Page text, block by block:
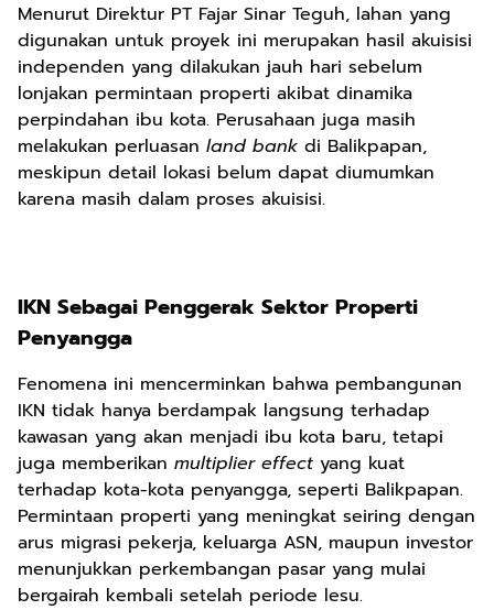
Menurut Direktur PT Fajar Sinar Teguh, lahan yang
digunakan untuk proyek ini merupakan hasil akuisisi
independen yang dilakukan jauh hari sebelum
lonjakan permintaan properti akibat dinamika
perpindahan ibu kota. Perusahaan juga masih
melakukan perluasan land bank di Balikpapan,
meskipun detail lokasi belum dapat diumumkan
karena masih dalam proses akuisisi.
IKN Sebagai Penggerak Sektor Properti
Penyangga
Fenomena ini mencerminkan bahwa pembangunan
IKN tidak hanya berdampak langsung terhadap
kawasan yang akan menjadi ibu kota baru, tetapi
juga memberikan multiplier effect yang kuat
terhadap kota-kota penyangga, seperti Balikpapan.
Permintaan properti yang meningkat seiring dengan
arus migrasi pekerja, keluarga ASN, maupun investor
menunjukkan perkembangan pasar yang mulai
bergairah kembali setelah periode lesu.